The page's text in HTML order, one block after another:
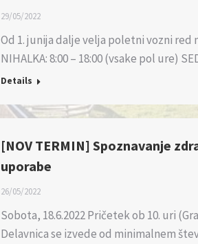
29/05/2022
Od 1. junija dalje velja poletni vozni red
NIHALKA: 8:00 – 18:00 (vsake pol ure)
Details
[NOV TERMIN] Spoznavanje
uporabe
26/05/2022
Sobota, 18.6.2022 Pričetek ob 10. uri
Delavnica se izvede od minimalnem